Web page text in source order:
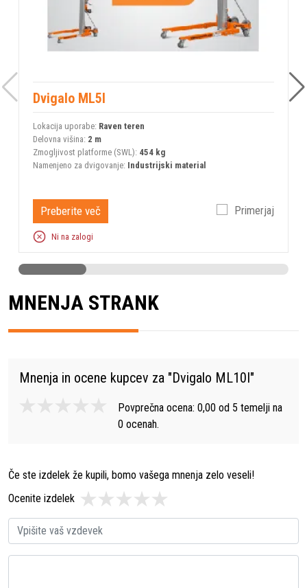
Dvigalo ML5I
Lokacija uporabe: Raven teren
Delovna višina: 2 m
Zmogljivost platforme (SWL): 454 kg
Namenjeno za dvigovanje: Industrijski material
Preberite več Primerjaj
Ni na zalogi
MNENJA STRANK
Mnenja in ocene kupcev za "Dvigalo ML10I"
Povprečna ocena: 0,00 od 5 temelji na
0 ocenah.
Če ste izdelek že kupili, bomo vašega mnenja zelo veseli!
Ocenite izdelek